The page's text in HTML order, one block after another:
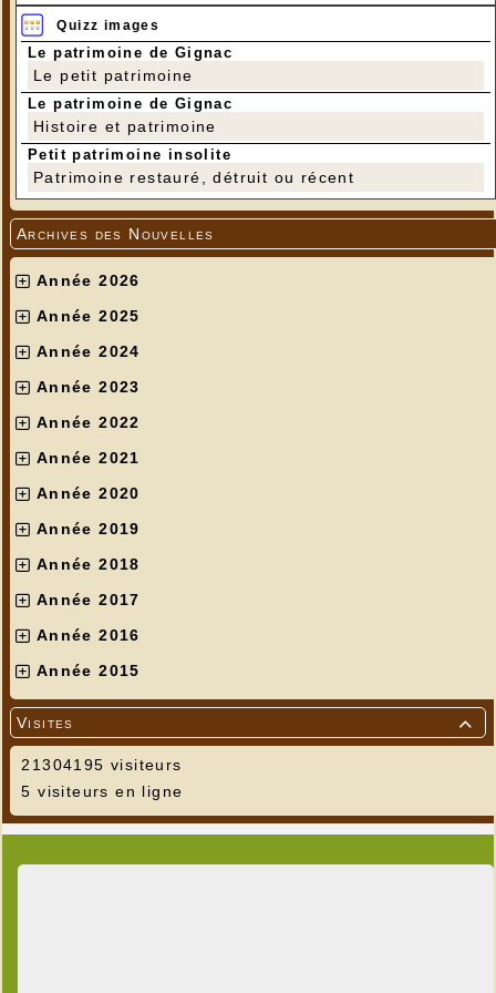
Quizz images
Le patrimoine de Gignac
Le petit patrimoine
Le patrimoine de Gignac
Histoire et patrimoine
Petit patrimoine insolite
Patrimoine restauré, détruit ou récent
Archives des Nouvelles
Année 2026
Année 2025
Année 2024
Année 2023
Année 2022
Année 2021
Année 2020
Année 2019
Année 2018
Année 2017
Année 2016
Année 2015

Visites
21304195 visiteurs
5 visiteurs en ligne